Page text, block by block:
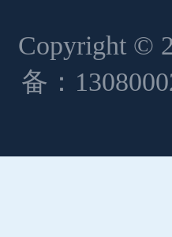
Copyright ©
备：